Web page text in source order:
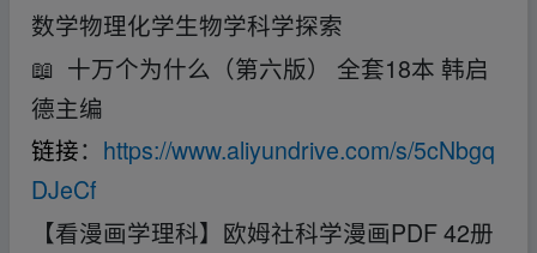
数学物理化学生物学科学探索
📖 十万个为什么（第六版） 全套18本 韩启
德主编
链接： https://www.aliyundrive.com/s/5cNbgq
DJeCf
【看漫画学理科】欧姆社科学漫画PDF 42册